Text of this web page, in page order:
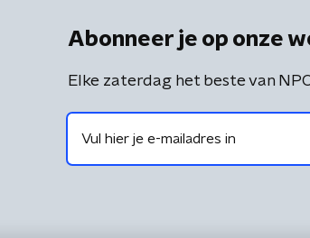
Abonneer je op onze
Elke zaterdag het beste van